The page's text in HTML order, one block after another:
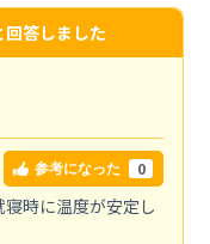
回答しました
参考になった 0
時に温度が安定し